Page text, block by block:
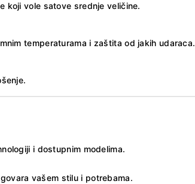
koji vole satove srednje veličine.
temperaturama i zaštita od jakih udaraca.
i dostupnim modelima.
vašem stilu i potrebama.